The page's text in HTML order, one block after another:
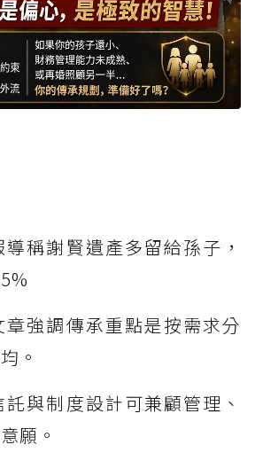
導稱謝賢遺產多留給孫子，
章強調傳承重點是按需求分
。
託與制度設計可兼顧管理、
願。